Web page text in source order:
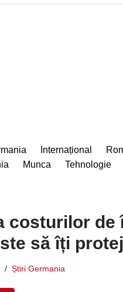
Internațional
Munca Tehnologie
costurilor de
să îți
Știri Germania